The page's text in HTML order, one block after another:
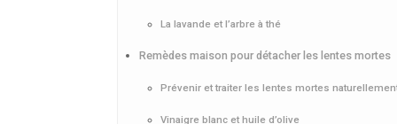
La lavande et l’arbre à thé
Remèdes maison pour détacher les lentes mortes
Prévenir et traiter les lentes mortes
Vinaigre blanc et huile d’olive